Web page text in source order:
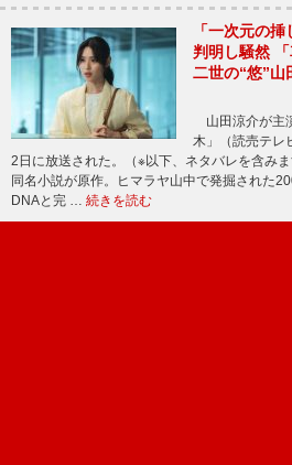
「一次元の
判明し騒然
二世の“悠”山
山田涼介が主
木」（読売テレ
2日に放送された。（※以下、ネタバレを含み
同名小説が原作。ヒマラヤ山中で発掘された
DNAと完 … 続きを読む